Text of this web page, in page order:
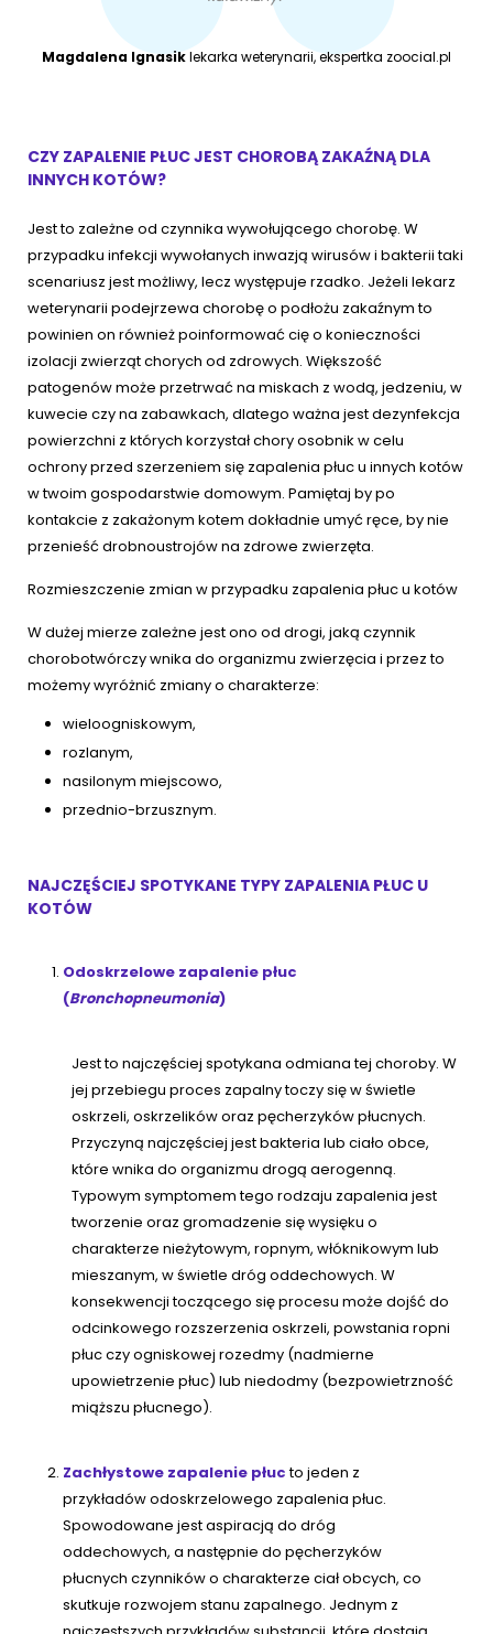
Magdalena Ignasiklekarka weterynarii, ekspertka zoocial.pl
CZY ZAPALENIE PŁUC JEST CHOROBĄ ZAKAŹNĄ DLA
INNYCH KOTÓW?
Jest to zależne od czynnika wywołującego chorobę. W
przypadku infekcji wywołanych inwazją wirusów i bakterii taki
scenariusz jest możliwy, lecz występuje rzadko. Jeżeli lekarz
weterynarii podejrzewa chorobę o podłożu zakaźnym to
powinien on również poinformować cię o konieczności
izolacji zwierząt chorych od zdrowych. Większość
patogenów może przetrwać na miskach z wodą, jedzeniu, w
kuwecie czy na zabawkach, dlatego ważna jest dezynfekcja
powierzchni z których korzystał chory osobnik w celu
ochrony przed szerzeniem się zapalenia płuc u innych kotów
w twoim gospodarstwie domowym. Pamiętaj by po
kontakcie z zakażonym kotem dokładnie umyć ręce, by nie
przenieść drobnoustrojów na zdrowe zwierzęta.
Rozmieszczenie zmian w przypadku zapalenia płuc u kotów
W dużej mierze zależne jest ono od drogi, jaką czynnik
chorobotwórczy wnika do organizmu zwierzęcia i przez to
możemy wyróżnić zmiany o charakterze:
wieloogniskowym,
rozlanym,
nasilonym miejscowo,
przednio-brzusznym.
NAJCZĘŚCIEJ SPOTYKANE TYPY ZAPALENIA PŁUC U
KOTÓW
Odoskrzelowe zapalenie płuc
(Bronchopneumonia)
Jest to najczęściej spotykana odmiana tej choroby. W
jej przebiegu proces zapalny toczy się w świetle
oskrzeli, oskrzelików oraz pęcherzyków płucnych.
Przyczyną najczęściej jest bakteria lub ciało obce,
które wnika do organizmu drogą aerogenną.
Typowym symptomem tego rodzaju zapalenia jest
tworzenie oraz gromadzenie się wysięku o
charakterze nieżytowym, ropnym, włóknikowym lub
mieszanym, w świetle dróg oddechowych. W
konsekwencji toczącego się procesu może dojść do
odcinkowego rozszerzenia oskrzeli, powstania ropni
płuc czy ogniskowej rozedmy (nadmierne
upowietrzenie płuc) lub niedodmy (bezpowietrzność
miąższu płucnego).
Zachłystowe zapalenie płucto jeden z
przykładów odoskrzelowego zapalenia płuc.
Spowodowane jest aspiracją do dróg
oddechowych, a następnie do pęcherzyków
płucnych czynników o charakterze ciał obcych, co
skutkuje rozwojem stanu zapalnego. Jednym z